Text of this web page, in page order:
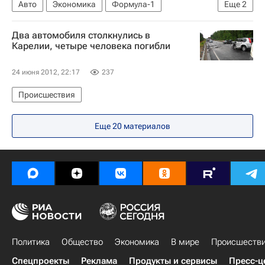
Еще2
Авто Экономика
Формула-1
Ред Булл Рейсинг
Себастьян Феттель
Два автомобиля столкнулись в
Карелии, четыре человека погибли
24 июня 2012, 22:17 237
Происшествия
Еще 20 материалов
Политика Общество Экономика В мире
Спецпроекты
Реклама Продукты и сервисы Пресс-